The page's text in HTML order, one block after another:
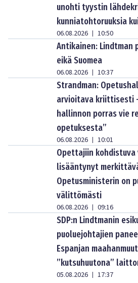
unohti tyystin
kunniatohtoruuksia
06.08.2026 | 10:50
Antikainen: Lindtman
eikä Suomea
06.08.2026 | 10:37
Strandman:
arvioitava kriittisesti
hallinnon porras vie
opetuksesta”
06.08.2026 | 10:01
Opettajiin
lisääntynyt
Opetusministerin on
välittömästi
06.08.2026 | 09:16
SDP:n Lindtmanin
puoluejohtajien
Espanjan
”kutsuhuutona”
05.08.2026 | 17:37